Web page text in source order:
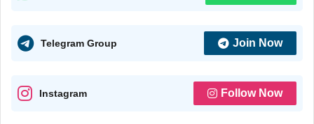
Telegram Group Join Now
Instagram Follow Now